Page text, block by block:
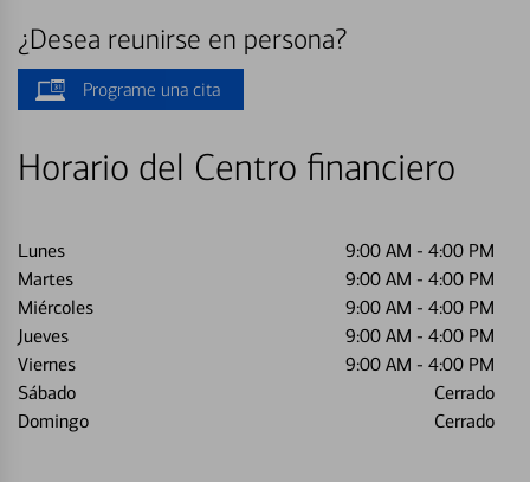
¿Desea reunirse en persona?
Programe una cita
Horario del Centro financiero
Lunes 9:00 AM - 4:00 PM
Martes
9:00 AM - 4:00 PM
Miércoles
9:00 AM - 4:00 PM
Jueves
9:00 AM - 4:00 PM
Viernes
9:00 AM - 4:00 PM
Sábado
Cerrado
Domingo
Cerrado